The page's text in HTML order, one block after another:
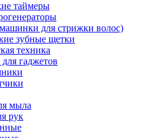
таймеры
для стрижки волос)
зубные щетки
техника
гаджетов
мыла
рук